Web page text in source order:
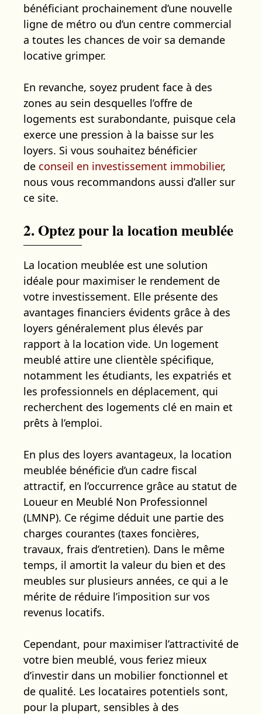
bénéficiant prochainement d’une nouvelle
ligne de métro ou d’un centre commercial
a toutes les chances de voir sa demande
locative grimper.
En revanche, soyez prudent face à des
zones au sein desquelles l’offre de
logements est surabondante, puisque cela
exerce une pression à la baisse sur les
loyers. Si vous souhaitez bénéficier
de conseil en investissement immobilier,
nous vous recommandons aussi d’aller sur
ce site.
2. Optez pour la location meublée
La location meublée est une solution
idéale pour maximiser le rendement de
votre investissement. Elle présente des
avantages financiers évidents grâce à des
loyers généralement plus élevés par
rapport à la location vide. Un logement
meublé attire une clientèle spécifique,
notamment les étudiants, les expatriés et
les professionnels en déplacement, qui
recherchent des logements clé en main et
prêts à l’emploi.
En plus des loyers avantageux, la location
meublée bénéficie d’un cadre fiscal
attractif, en l’occurrence grâce au statut de
Loueur en Meublé Non Professionnel
(LMNP). Ce régime déduit une partie des
charges courantes (taxes foncières,
travaux, frais d’entretien). Dans le même
temps, il amortit la valeur du bien et des
meubles sur plusieurs années, ce qui a le
mérite de réduire l’imposition sur vos
revenus locatifs.
Cependant, pour maximiser l’attractivité de
votre bien meublé, vous feriez mieux
d’investir dans un mobilier fonctionnel et
de qualité. Les locataires potentiels sont,
pour la plupart, sensibles à des